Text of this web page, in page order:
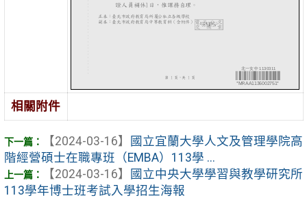
相關附件
【2024-03-16】
國立宜蘭大學人文及管理學院高
階經營碩士在職專班（EMBA）113學 ...
【2024-03-16】
國立中央大學學習與教學研究所
113學年博士班考試入學招生海報